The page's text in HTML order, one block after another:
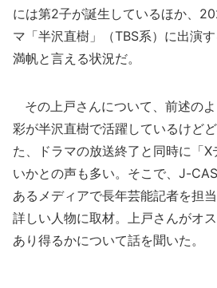
には第2子が誕生しているほか、
マ「半沢直樹」（TBS系）に出演
満帆と言える状況だ。
その上戸さんについて、前述の
彩が半沢直樹で活躍しているけど
た、ドラマの放送終了と同時に「
いかとの声も多い。そこで、J-
あるメディアで長年芸能記者を担
詳しい人物に取材。上戸さんがオ
あり得るかについて話を聞いた。